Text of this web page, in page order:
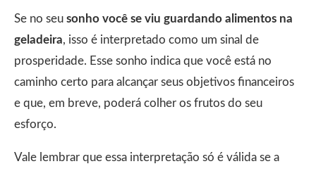
Se no seu sonho você se viu guardando alimentos na
geladeira, isso é interpretado como um sinal de
prosperidade. Esse sonho indica que você está no
caminho certo para alcançar seus objetivos financeiros
e que, em breve, poderá colher os frutos do seu
esforço.
Vale lembrar que essa interpretação só é válida se a